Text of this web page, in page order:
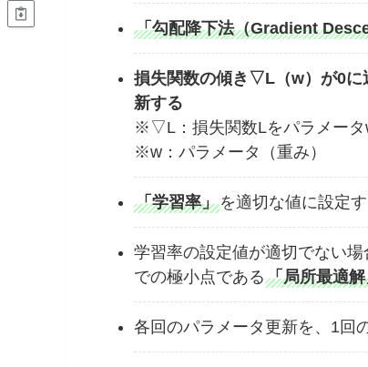
「勾配降下法（Gradient
損失関数の傾き▽L（w）が0に
新する
※▽L：損失関数Lをパラメータ
※w：パラメータ（重み）
「学習率」 を適切な値に設定
学習率の設定値が適切でない
での極小点である 「局所最適
各回のパラメータ更新を、1回